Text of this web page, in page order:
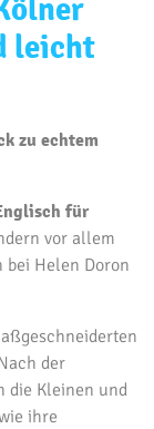
leicht
zu echtem
für
vor allem
Helen Doron
der
die Kleinen und
ihre